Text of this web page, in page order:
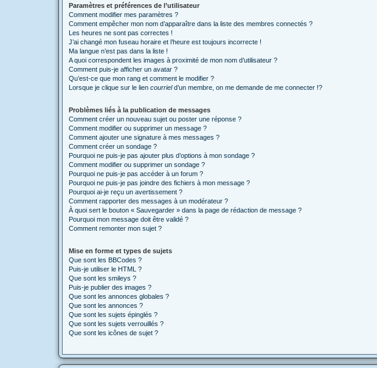
Paramètres et préférences de l’utilisateur
Comment modifier mes paramètres ?
Comment empêcher mon nom d’apparaître dans la liste des membres connectés ?
Les heures ne sont pas correctes !
J’ai changé mon fuseau horaire et l’heure est toujours incorrecte !
Ma langue n’est pas dans la liste !
A quoi correspondent les images à proximité de mon nom d’utilisateur ?
Comment puis-je afficher un avatar ?
Qu’est-ce que mon rang et comment le modifier ?
Lorsque je clique sur le lien courrield’un membre, on me demande de me connecter !?
Problèmes liés à la publication de messages
Comment créer un nouveau sujet ou poster une réponse ?
Comment modifier ou supprimer un message ?
Comment ajouter une signature à mes messages ?
Comment créer un sondage ?
Pourquoi ne puis-je pas ajouter plus d’options à mon sondage ?
Comment modifier ou supprimer un sondage ?
Pourquoi ne puis-je pas accéder à un forum ?
Pourquoi ne puis-je pas joindre des fichiers à mon message ?
Pourquoi ai-je reçu un avertissement ?
Comment rapporter des messages à un modérateur ?
À quoi sert le bouton « Sauvegarder » dans la page de rédaction de message ?
Pourquoi mon message doit être validé ?
Comment remonter mon sujet ?
Mise en forme et types de sujets
Que sont les BBCodes ?
Puis-je utiliser le HTML ?
Que sont les smileys ?
Puis-je publier des images ?
Que sont les annonces globales ?
Que sont les annonces ?
Que sont les sujets épinglés ?
Que sont les sujets verrouillés ?
Que sont les icônes de sujet ?